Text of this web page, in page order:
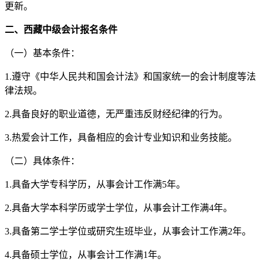
更新。
二、西藏中级会计报名条件
（一）基本条件：
1.遵守《中华人民共和国会计法》和国家统一的会计制度等法
律法规。
2.具备良好的职业道德，无严重违反财经纪律的行为。
3.热爱会计工作，具备相应的会计专业知识和业务技能。
（二）具体条件：
1.具备大学专科学历，从事会计工作满5年。
2.具备大学本科学历或学士学位，从事会计工作满4年。
3.具备第二学士学位或研究生班毕业，从事会计工作满2年。
4.具备硕士学位，从事会计工作满1年。